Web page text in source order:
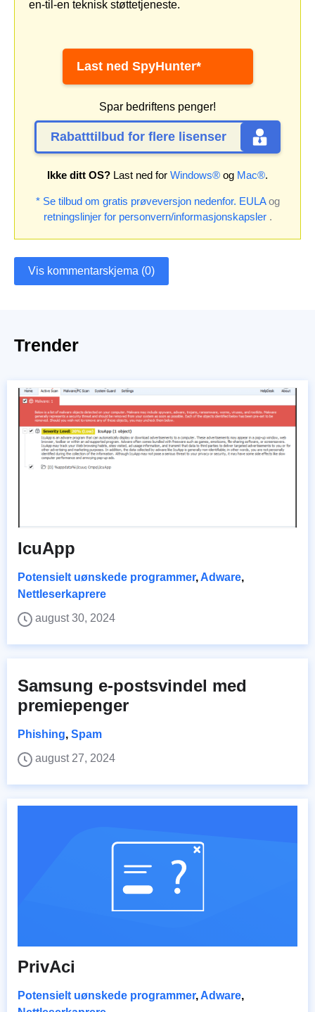
en-til-en teknisk støttetjeneste.
Last ned SpyHunter*
Spar bedriftens penger!
Rabatttilbud for flere lisenser
Ikke ditt OS? Last ned for Windows® og Mac®.
* Se tilbud om gratis prøveversjon nedenfor. EULAog
retningslinjer for personvern/informasjonskapsler.
Vis kommentarskjema (0)
Trender
IcuApp
Potensielt uønskede programmer, Adware,
Nettleserkaprere
august 30, 2024
Samsung e-postsvindel med
premiepenger
Phishing, Spam
august 27, 2024
PrivAci
Potensielt uønskede programmer, Adware,